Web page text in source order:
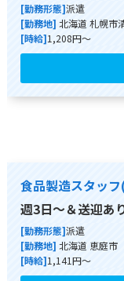
[勤務形態]派遣
[勤務地] 北海道 札幌市
[時給]1,208円～
食品製造スタッ
週3日～＆送迎あ
[勤務形態]派遣
[勤務地] 北海道 恵庭市
[時給]1,141円～